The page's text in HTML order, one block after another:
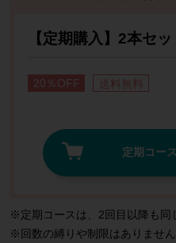
【定期購入】2本セッ
20％OFF 送料無料
定期コー
定期コースは、2回目以降も同
回数の縛りや制限はありませ